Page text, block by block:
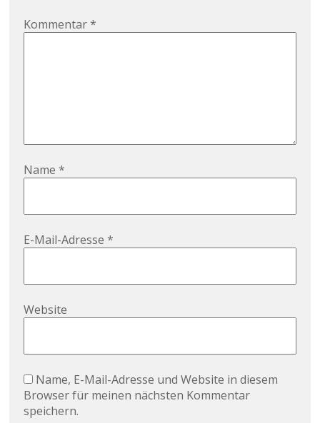
Kommentar*
Name*
E-Mail-Adresse*
Website
Name, E-Mail-Adresse und Website in diesem
Browser für meinen nächsten Kommentar
speichern.